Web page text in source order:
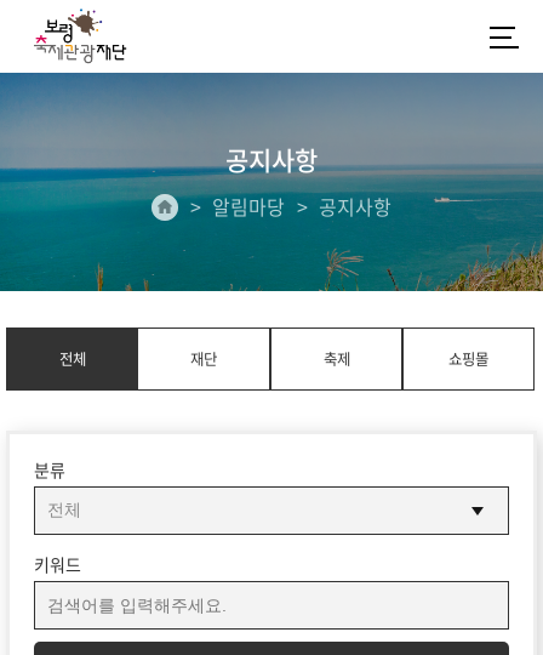
공지사항
알림마당 공지사항
전체 재단 축제 쇼핑몰
분류
키워드